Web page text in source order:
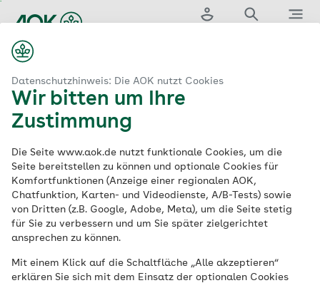
Datenschutzhinweis: Die AOK nutzt Cookies
Wir bitten um Ihre
Zustimmung
Die Seite www.aok.de nutzt funktionale Cookies, um die
Seite bereitstellen zu können und optionale Cookies für
Komfortfunktionen (Anzeige einer regionalen AOK,
Chatfunktion, Karten- und Videodienste, A/B-Tests) sowie
von Dritten (z.B. Google, Adobe, Meta), um die Seite stetig
für Sie zu verbessern und um Sie später zielgerichtet
ansprechen zu können.
Mit einem Klick auf die Schaltfläche „Alle akzeptieren“
erklären Sie sich mit dem Einsatz der optionalen Cookies
Hauptinhalt
springen
SGB Reha
Pflegeansatz in
Pflegeheimen
Als Konsortialführer des Projekts SGB
Rheinland/Hamburg für einen neuen